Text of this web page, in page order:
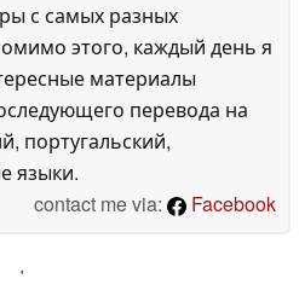
с самых разных
этого, каждый день я
материалы
перевода на
португальский,
языки.
contact me via:
Facebook
'